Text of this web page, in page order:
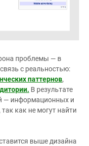
проблемы — в
с реальностью:
паттернов,
В результате
— информационных и
как не могут найти
выше дизайна